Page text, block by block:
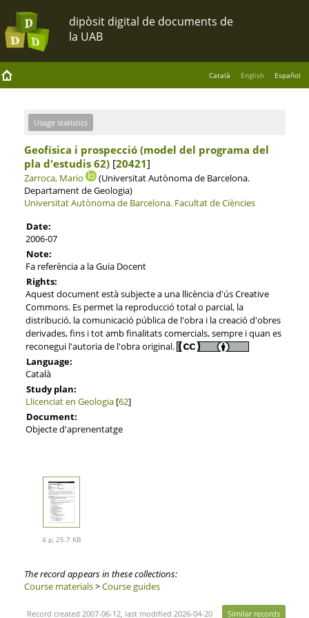
Català English Español
Usage statistics
Geofísica i prospecció (model del programa del
pla d'estudis 62)[20421]
Zarroca, Mario
(Universitat Autònoma de Barcelona.
Departament de Geologia)
Universitat Autònoma de Barcelona. Facultat de Ciències
Date:
2006-07
Note:
Fa referència a la Guia Docent
Rights:
Aquest document està subjecte a una llicència d'ús Creative
Commons. Es permet la reproducció total o parcial, la
distribució, la comunicació pública de l'obra i la creació d'obres
derivades, fins i tot amb finalitats comercials, sempre i quan es
reconegui l'autoria de l'obra original.
Language:
Català
Study plan:
Llicenciat en Geologia[62]
Document:
Objecte d'aprenentatge
4 p, 25.7 KB
The record appears in these collections:
Course materials>Course guides
Record created 2007-06-12, last modified 2026-04-20 Similar records